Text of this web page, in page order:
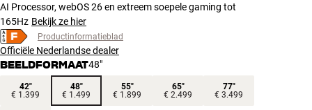
AANBIEDINGEN
Winkels
Inloggen
AI Processor, webOS 26 en extreem soepele gaming tot
165Hz Bekijk ze hier
Productinformatieblad
Officiële Nederlandse dealer
BEELDFORMAAT48"
42"
€ 1.399
48"
€ 1.499
55"
€ 1.899
65"
€ 2.499
77"
€ 3.499